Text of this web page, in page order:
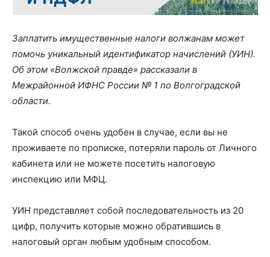
Заплатить имущественные налоги волжанам может
помочь уникальный идентификатор начислений (УИН).
Об этом «Волжской правде» рассказали в
Межрайонной ИФНС России № 1 по Волгоградской
области.
Такой способ очень удобен в случае, если вы не
проживаете по прописке, потеряли пароль от Личного
кабинета или не можете посетить налоговую
инспекцию или МФЦ.
УИН представляет собой последовательность из 20
цифр, получить которые можно обратившись в
налоговый орган любым удобным способом.